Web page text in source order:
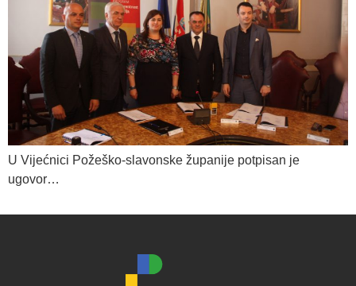
U Vijećnici Požeško-slavonske županije potpisan je
ugovor…